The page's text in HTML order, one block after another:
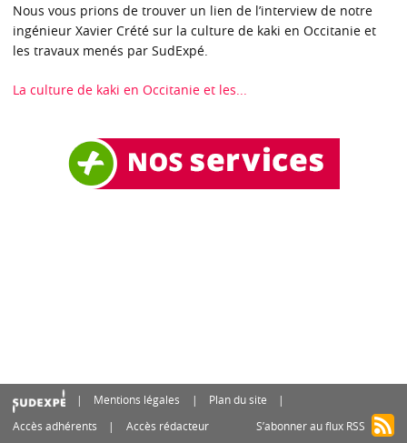
Nous vous prions de trouver un lien de l’interview de notre
ingénieur Xavier Crété sur la culture de kaki en Occitanie et
les travaux menés par SudExpé.
La culture de kaki en Occitanie et les...
Mentions légales
Plan du site
Accès adhérents
Accès rédacteur S’abonner au flux RSS